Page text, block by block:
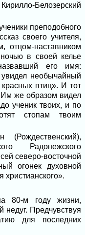
Белозерский
преподобного
своего учителя,
отцом-наставником
в своей келье
его имя:
необычайный
птиц». И тот
же образом видел
ученик твоих, и по
стопам твоим
Радонежского
северо-восточной
огонек духовной
христианского».
80-м году жизни,
Предчувствуя
для последних